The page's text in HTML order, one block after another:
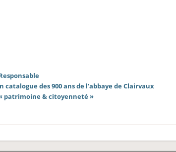
des 900 ans de l’abbaye de Clairvaux
patrimoine & citoyenneté »